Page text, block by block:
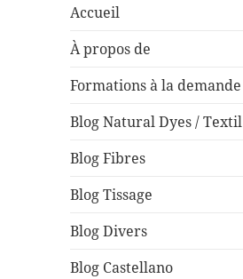
Accueil
À propos de
Formations à la demande
Blog Natural Dyes / Textil
Blog Fibres
Blog Tissage
Blog Divers
Blog Castellano